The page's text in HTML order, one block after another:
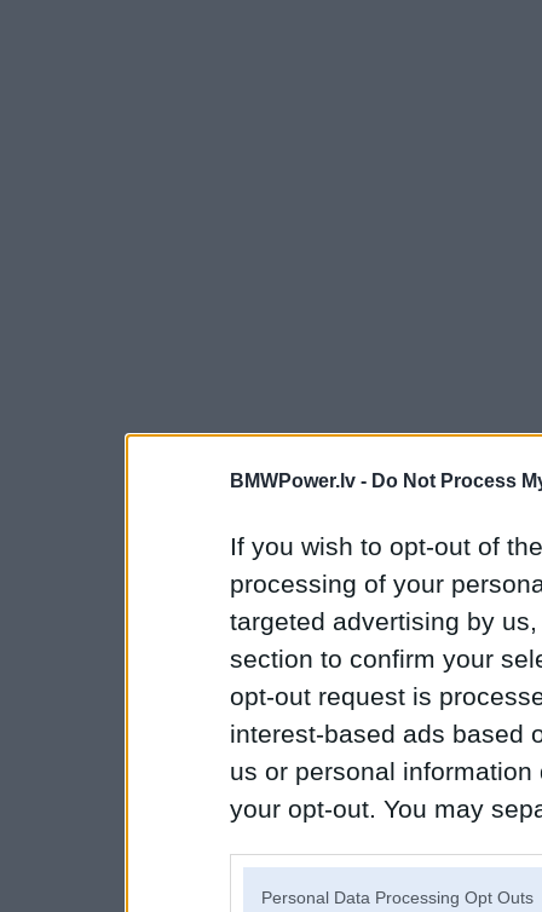
BMWPower.lv - Do Not Process
If you wish to opt-out of
processing of your
targeted advertising by
section to confirm your
opt-out request is
interest-based ads based
us or personal
your opt-out. You may
Personal Data Processing Opt Outs